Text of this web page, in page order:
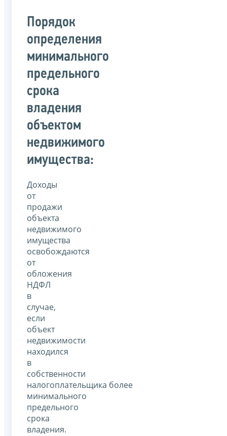
Порядок
определения
минимального
предельного
срока
владения
объектом
недвижимого
имущества:
Доходы
от
продажи
объекта
недвижимого
имущества
освобождаются
от
обложения
НДФЛ
в
случае,
если
объект
недвижимости
находился
в
собственности
налогоплательщика более
минимального
предельного
срока
владения.